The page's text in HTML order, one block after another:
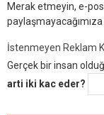
Merak etmeyin, e-
paylaşmayacağımıza
İstenmeyen Reklam
Gerçek bir insan
arti iki kac eder?